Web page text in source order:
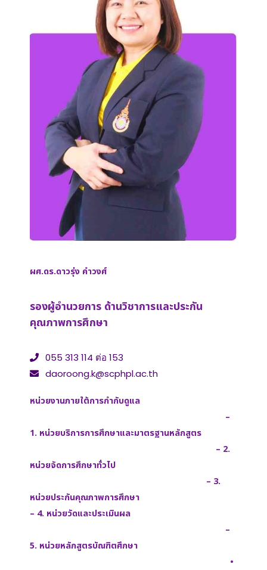
ผศ.ดร.ดาวรุ่ง คำวงศ์
รองผู้อำนวยการ ด้านวิชาการและประกัน
คุณภาพการศึกษา
055 313 114 ต่อ 153
daoroong.k@scphpl.ac.th
หน่วยงานภายใต้การกำกับดูแล
–
1. หน่วยบริการการศึกษาและมาตรฐานหลักสูตร
– 2.
หน่วยจัดการศึกษาทั่วไป
– 3.
หน่วยประกันคุณภาพการศึกษา
– 4. หน่วยวัดและประเมินผล
–
5. หน่วยหลักสูตรบัณฑิตศึกษา
•